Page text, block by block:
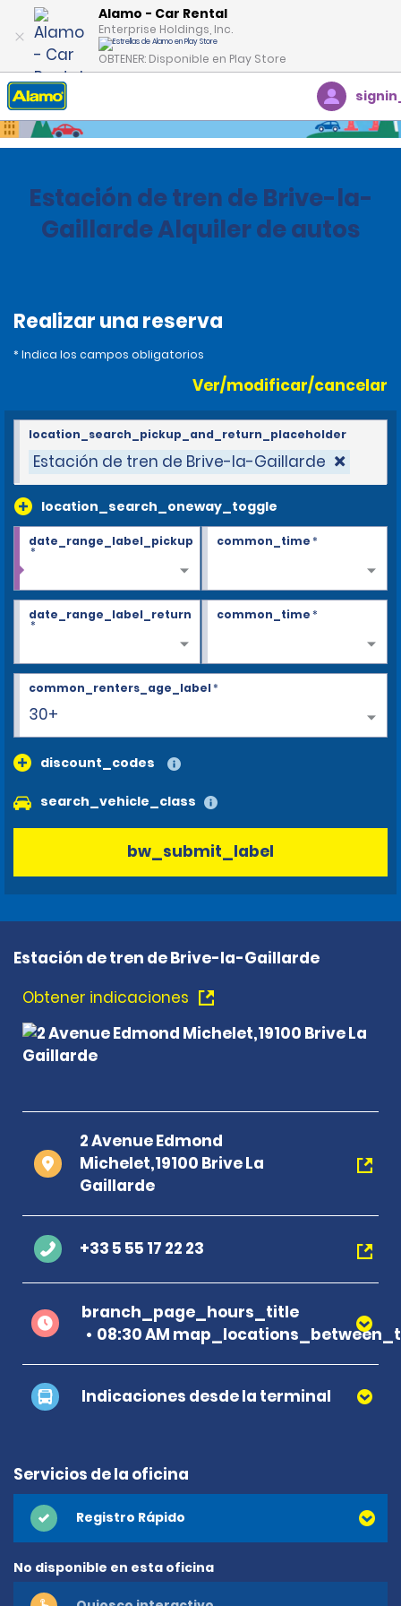
Alamo - Car Rental
Enterprise Holdings, Inc.
OBTENER: Disponible en Play Store
Inicio Oficinas
Estación de tren de Brive-la-
Gaillarde Alquiler de autos
Realizar una reserva
* Indica los campos obligatorios
Ver/modificar/cancelar
Estación de tren de Brive-la-Gaillarde
location_search_oneway_toggle
location_search_pickup_and_return_placeholder
date_range_label_pickup
*
common_time*
date_range_label_return
*
common_time*
30+
common_renters_age_label*
discount_codes
search_vehicle_class
bw_submit_label
Estación de tren de Brive-la-Gaillarde
Obtener indicaciones
2 Avenue Edmond
Michelet,19100 Brive La
Gaillarde
+33 5 55 17 22 23
branch_page_hours_title
08:30 AM
Indicaciones desde la terminal
Servicios de la oficina
Registro Rápido
No disponible en esta oficina